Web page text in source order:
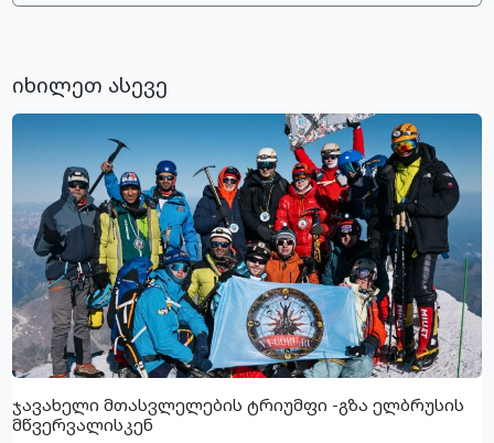
იხილეთ ასევე
ჯავახელი მთასვლელების ტრიუმფი -გზა ელბრუსის
მწვერვალისკენ